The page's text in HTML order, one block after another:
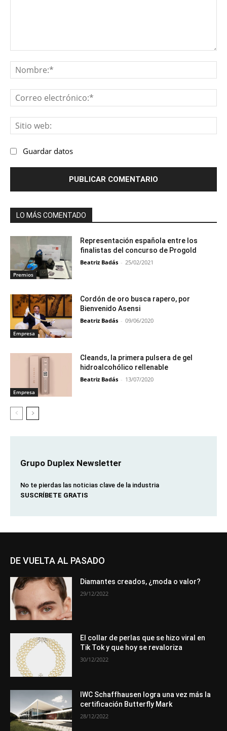
Guardar datos
LO MÁS COMENTADO
Premios
Representación española entre los
finalistas del concurso de Progold
Beatriz Badás - 25/02/2021
Empresa
Cordón de oro busca rapero, por
Bienvenido Asensi
Beatriz Badás - 09/06/2020
Empresa
Cleands, la primera pulsera de gel
hidroalcohólico rellenable
Beatriz Badás - 13/07/2020
Grupo Duplex Newsletter
No te pierdas las noticias clave de la industria
SUSCRÍBETE GRATIS
DE VUELTA AL PASADO
Diamantes creados, ¿moda o valor?
29/12/2022
El collar de perlas que se hizo viral en
Tik Tok y que hoy se revaloriza
30/12/2022
IWC Schaffhausen logra una vez más la
certificación Butterfly Mark
28/12/2022